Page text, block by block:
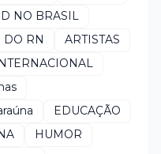
NO BRASIL
DO RN
ARTISTAS
EDUCAÇÃO
HUMOR